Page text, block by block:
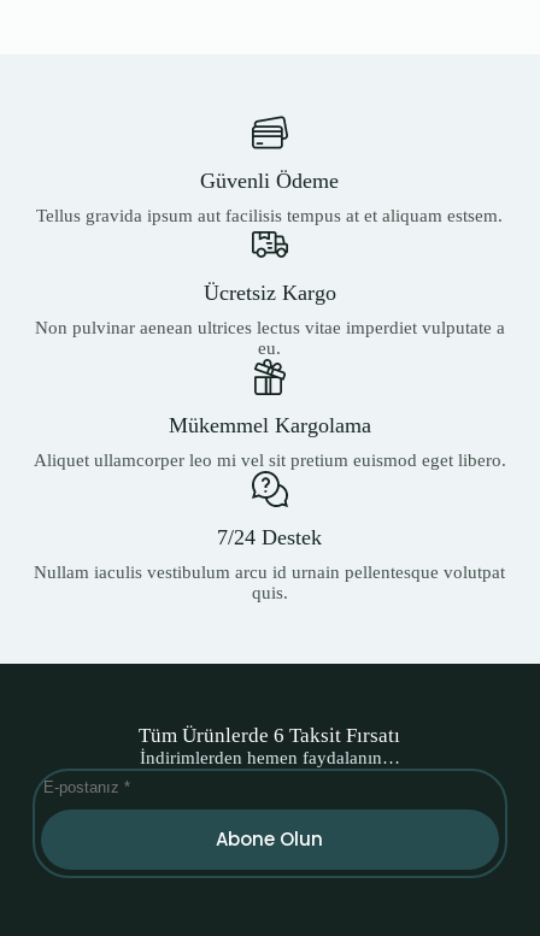
Güvenli Ödeme
Tellus gravida ipsum aut facilisis tempus at et aliquam estsem.
Ücretsiz Kargo
Non pulvinar aenean ultrices lectus vitae imperdiet vulputate a
eu.
Mükemmel Kargolama
Aliquet ullamcorper leo mi vel sit pretium euismod eget libero.
7/24 Destek
Nullam iaculis vestibulum arcu id urnain pellentesque volutpat
quis.
Tüm Ürünlerde 6 Taksit Fırsatı
İndirimlerden hemen faydalanın…
Abone Olun